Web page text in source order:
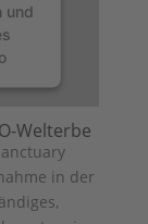
und
Welterbe
in der